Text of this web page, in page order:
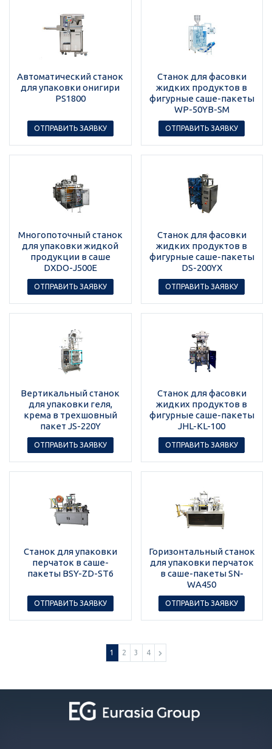
Автоматический станок
для упаковки онигири
PS1800
ОТПРАВИТЬ ЗАЯВКУ
Станок для фасовки
жидких продуктов в
фигурные саше-пакеты
WP-50YB-SM
ОТПРАВИТЬ ЗАЯВКУ
Многопоточный станок
для упаковки жидкой
продукции в саше
DXDO-J500E
ОТПРАВИТЬ ЗАЯВКУ
Станок для фасовки
жидких продуктов в
фигурные саше-пакеты
DS-200YX
ОТПРАВИТЬ ЗАЯВКУ
Вертикальный станок
для упаковки геля,
крема в трехшовный
пакет JS-220Y
ОТПРАВИТЬ ЗАЯВКУ
Станок для фасовки
жидких продуктов в
фигурные саше-пакеты
JHL-KL-100
ОТПРАВИТЬ ЗАЯВКУ
Станок для упаковки
перчаток в саше-
пакеты BSY-ZD-ST6
ОТПРАВИТЬ ЗАЯВКУ
Горизонтальный станок
для упаковки перчаток
в саше-пакеты SN-
WA450
ОТПРАВИТЬ ЗАЯВКУ
1 2 3 4